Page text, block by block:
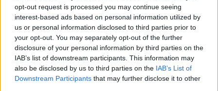
opt-out request is processed you may continue seeing
interest-based ads based on personal information utilized by
us or personal information disclosed to third parties prior to
your opt-out. You may separately opt-out of the further
disclosure of your personal information by third parties on the
IAB’s list of downstream participants. This information may
also be disclosed by us to third parties on the IAB’s List of
Downstream Participants that may further disclose it to other
spielt man dieses Event...Fortschritt> muss nicht
"diskutiert" werden, es geht nur noch ab Inf und höher, um
überhaupt mal etwas "abzugreifen"....Bin heute Morgen
(weil in der Daily mal wieder verklickt) Mini-Event in den
Vulkan gehüpft ( chilliges Oma-Qualvoll) der erste
Dreckshaufen erscheint, Wurm drinnen, coooooooool 25
FS...alle anderen Dreckshaufen, waren glaube ich 7 an der
Zahl....NIX, kein FS. keine Item gar NIX, dafür diese
Bohrköpfe verbraucht, tolle Kiste.....Nun ja, dachte ich, hast